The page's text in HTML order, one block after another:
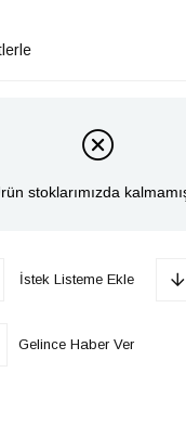
stoklarımızda
İstek Listeme Ekle
Gelince Haber Ver